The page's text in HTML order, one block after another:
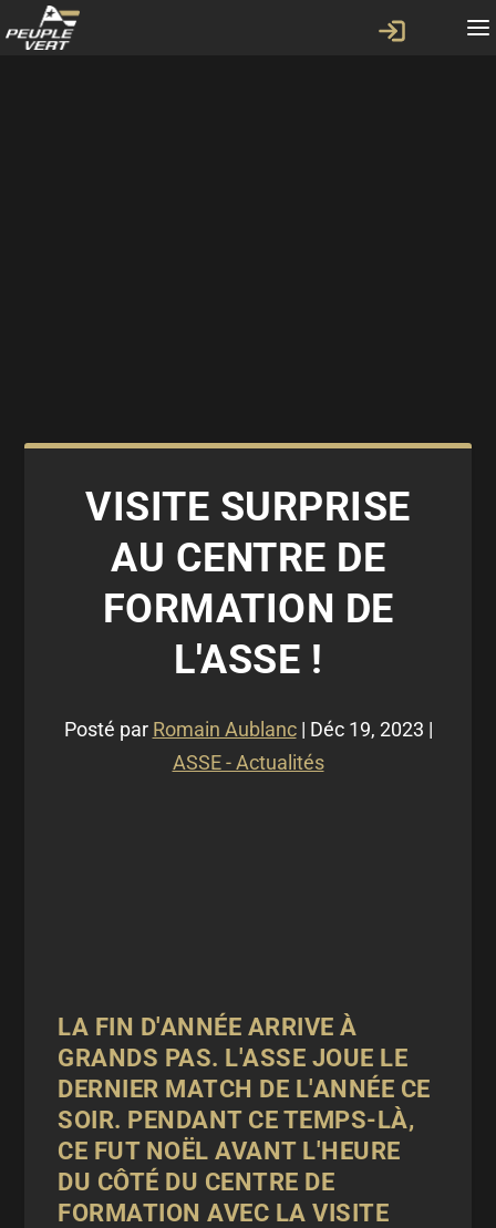
VISITE SURPRISE
AU CENTRE DE
FORMATION DE
L'ASSE !
Posté par Romain Aublanc| Déc 19, 2023 |
ASSE - Actualités
LA FIN D'ANNÉE ARRIVE À
GRANDS PAS. L'ASSE JOUE LE
DERNIER MATCH DE L'ANNÉE CE
SOIR. PENDANT CE TEMPS-LÀ,
CE FUT NOËL AVANT L'HEURE
DU CÔTÉ DU CENTRE DE
FORMATION AVEC LA VISITE